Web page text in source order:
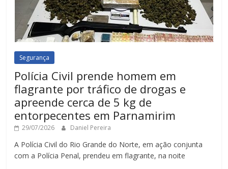
Segurança
Polícia Civil prende homem em
flagrante por tráfico de drogas e
apreende cerca de 5 kg de
entorpecentes em Parnamirim
29/07/2026 Daniel Pereira
A Polícia Civil do Rio Grande do Norte, em ação conjunta
com a Polícia Penal, prendeu em flagrante, na noite